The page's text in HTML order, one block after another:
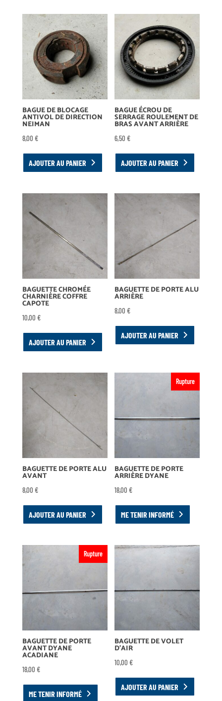
BAGUE DE BLOCAGE
ANTIVOL DE DIRECTION
NEIMAN
8,00 €
AJOUTER AU PANIER
BAGUE ÉCROU DE
SERRAGE ROULEMENT DE
BRAS AVANT ARRIÈRE
6,50€
AJOUTER AU PANIER
BAGUETTE CHROMÉE
CHARNIÈRE COFFRE
CAPOTE
10,00 €
AJOUTER AU PANIER
BAGUETTE DE PORTE ALU
ARRIÈRE
8,00€
AJOUTER AU PANIER
BAGUETTE DE PORTE ALU
AVANT
8,00 €
AJOUTER AU PANIER
Rupture
BAGUETTE DE PORTE
ARRIÈRE DYANE
18,00€
ME TENIR INFORMÉ
Rupture
BAGUETTE DE PORTE
AVANT DYANE
ACADIANE
18,00 €
ME TENIR INFORMÉ
BAGUETTE DE VOLET
D’AIR
10,00€
AJOUTER AU PANIER